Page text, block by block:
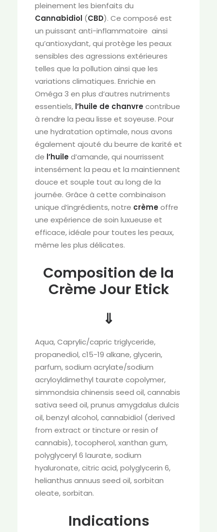
pleinement les bienfaits du
Cannabidiol (CBD). Ce composé est
un puissant anti-inflammatoire ainsi
qu’antioxydant, qui protège les peaux
sensibles des agressions extérieures
telles que la pollution ainsi que les
variations climatiques. Enrichie en
Oméga 3 en plus d’autres nutriments
essentiels, l’huile de chanvre contribue
à rendre la peau lisse et soyeuse. Pour
une hydratation optimale, nous avons
également ajouté du beurre de karité et
de l’huile d’amande, qui nourrissent
intensément la peau et la maintiennent
douce et souple tout au long de la
journée. Grâce à cette combinaison
unique d’ingrédients, notre crème offre
une expérience de soin luxueuse et
efficace, idéale pour toutes les peaux,
même les plus délicates.
Composition de la
Crème Jour Etick
⇓
Aqua, Caprylic/capric triglyceride,
propanediol, c15-19 alkane, glycerin,
parfum, sodium acrylate/sodium
acryloyldimethyl taurate copolymer,
simmondsia chinensis seed oil, cannabis
sativa seed oil, prunus amygdalus dulcis
oil, benzyl alcohol, cannabidiol (derived
from extract or tincture or resin of
cannabis), tocopherol, xanthan gum,
polyglyceryl 6 laurate, sodium
hyaluronate, citric acid, polyglycerin 6,
helianthus annuus seed oil, sorbitan
oleate, sorbitan.
Indications